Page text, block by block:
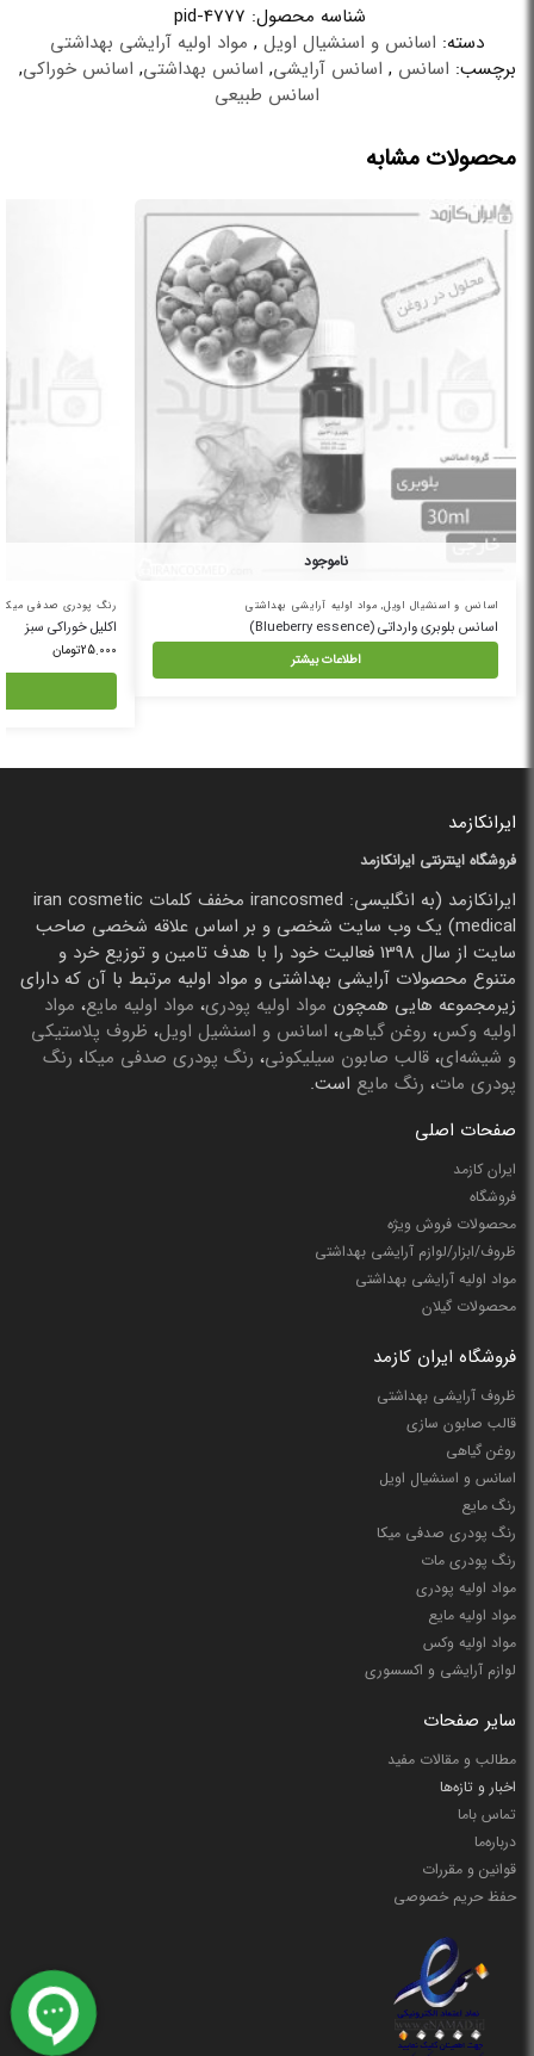
شناسه محصول: pid-4777
دسته: اسانس و اسنشیال اویل , مواد اولیه آرایشی بهداشتی
برچسب: اسانس , اسانس آرایشی, اسانس بهداشتی, اسانس خوراکی,
اسانس طبیعی
محصولات مشابه
ناموجود
اسانس و اسنشیال اویل, مواد اولیه آرایشی بهداشتی
اسانس بلوبری وارداتی (Blueberry essence)
اطلاعات بیشتر
رنگ پودری صدفی میکا
اکلیل خوراکی سبز
25.000تومان
ایرانکازمد
فروشگاه اینترنتی ایرانکازمد
ایرانکازمد (به انگلیسی: irancosmed مخفف کلمات iran cosmetic
medical) یک وب سایت شخصی و بر اساس علاقه شخصی صاحب
سایت از سال 1398 فعالیت خود را با هدف تامین و توزیع خرد و
متنوع محصولات آرایشی بهداشتی و مواد اولیه مرتبط با آن که دارای
زیرمجموعه هایی همچون مواد اولیه پودری، مواد اولیه مایع، مواد
اولیه وکس، روغن گیاهی، اسانس و اسنشیل اویل، ظروف پلاستیکی
و شیشه‌ای، قالب صابون سیلیکونی، رنگ پودری صدفی میکا، رنگ
پودری مات، رنگ مایع است.
صفحات اصلی
ایران کازمد
فروشگاه
محصولات فروش ویژه
ظروف/ابزار/لوازم آرایشی بهداشتی
مواد اولیه آرایشی بهداشتی
محصولات گیلان
فروشگاه ایران کازمد
ظروف آرایشی بهداشتی
قالب صابون سازی
روغن گیاهی
اسانس و اسنشیال اویل
رنگ مایع
رنگ پودری صدفی میکا
رنگ پودری مات
مواد اولیه پودری
مواد اولیه مایع
مواد اولیه وکس
لوازم آرایشی و اکسسوری
سایر صفحات
مطالب و مقالات مفید
اخبار و تازه‌ها
تماس باما
درباره‌ما
قوانین و مقررات
حفظ حریم خصوصی